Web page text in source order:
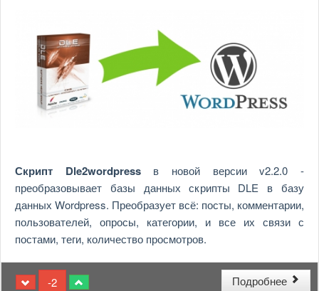
Скрипт Dle2wordpressв новой версии v2.2.0 -
преобразовывает базы данных скрипты DLE в базу
данных Wordpress. Преобразует всё: посты, комментарии,
пользователей, опросы, категории, и все их связи с
постами, теги, количество просмотров.
-2 Подробнее